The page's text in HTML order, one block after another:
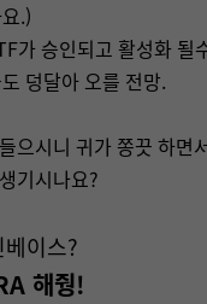
.)
가 승인되고 활성화 될
덩달아 오를 전망.
으시니 귀가 쫑끗 하면
기시나요?
이스?
해줭!